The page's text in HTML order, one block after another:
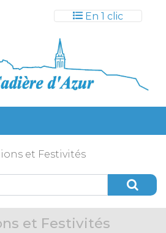
En 1 clic
et Festivités
et Festivités